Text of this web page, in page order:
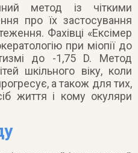
метод із чіткими
про їх застосування
Фахівці «Ексімер
при міопії до
до -1,75 D. Метод
шкільного віку, коли
а також для тих,
життя і кому окуляри